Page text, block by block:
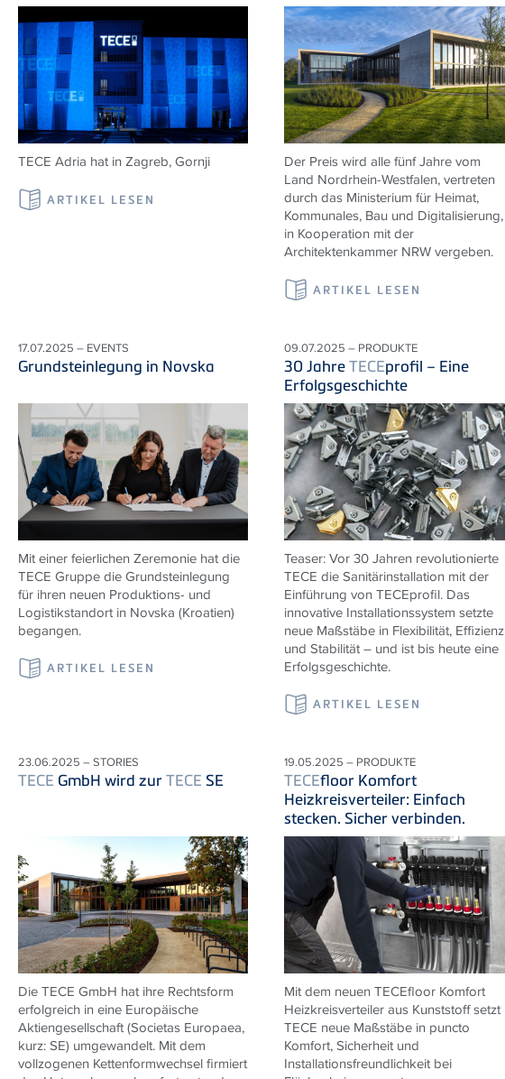
TECE Adria hat in Zagreb,Gornji
ARTIKEL LESEN
Der Preis wird alle fünf Jahre vom
Land Nordrhein-Westfalen, vertreten
durch das Ministerium für Heimat,
Kommunales, Bau und Digitalisierung,
in Kooperation mit der
Architektenkammer NRW vergeben.
ARTIKEL LESEN
17.07.2025 – EVENTS
Grundsteinlegung in Novska
Mit einer feierlichen Zeremonie hat die
TECE Gruppe die Grundsteinlegung
für ihren neuen Produktions- und
Logistikstandort in Novska (Kroatien)
begangen.
ARTIKEL LESEN
09.07.2025 – PRODUKTE
30 JahreTECEprofil – Eine
Erfolgsgeschichte
Teaser: Vor 30 Jahren revolutionierte
TECE die Sanitärinstallation mit der
Einführung vonTECEprofil. Das
innovative Installationssystem setzte
neue Maßstäbe in Flexibilität, Effizienz
und Stabilität – und ist bis heute eine
Erfolgsgeschichte.
ARTIKEL LESEN
23.06.2025 – STORIES
TECE GmbH wird zurTECE SE
DieTECE GmbH hat ihre Rechtsform
erfolgreich in eine Europäische
Aktiengesellschaft (Societas Europaea,
kurz: SE) umgewandelt. Mit dem
vollzogenen Kettenformwechsel firmiert
19.05.2025 – PRODUKTE
TECEfloor Komfort
Heizkreisverteiler: Einfach
stecken. Sicher verbinden.
Mit dem neuenTECEfloor Komfort
Heizkreisverteiler aus Kunststoff setzt
TECE neue Maßstäbe in puncto
Komfort, Sicherheit und
Installationsfreundlichkeit bei